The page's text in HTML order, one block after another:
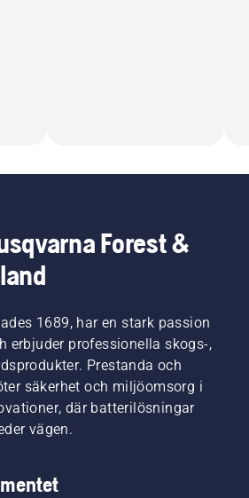
Forest &
1689, har en stark passion
erbjuder professionella skogs-,
Prestanda och
säkerhet och miljöomsorg i
där batterilösningar
vägen.